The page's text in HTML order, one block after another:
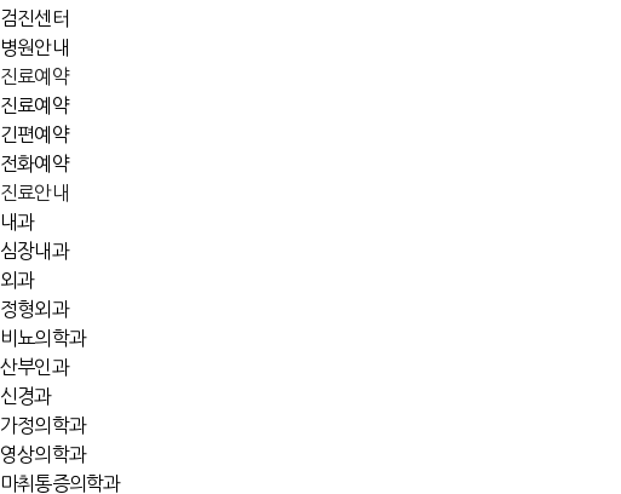
검진센터
병원안내
진료예약
진료예약
긴편예약
전화예약
진료안내
내과
심장내과
외과
정형외과
비뇨의학과
산부인과
신경과
가정의학과
영상의학과
마취통증의학과